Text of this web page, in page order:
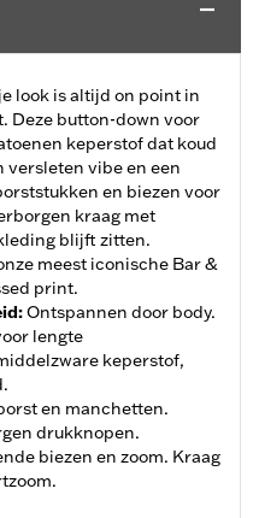
look is altijd on point in
Deze button-down voor
keperstof dat koud
versleten vibe en een
en biezen voor
kraag met
blijft zitten.
meest iconische Bar &
print.
:Ontspannen door body.
lengte
keperstof,
en manchetten.
drukknopen.
biezen en zoom. Kraag